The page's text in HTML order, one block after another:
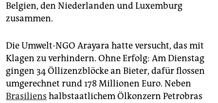
Belgien, den Niederlanden und Luxemburg
zusammen.
Die Umwelt-NGO Arayara hatte versucht, das mit
Klagen zu verhindern. Ohne Erfolg: Am Dienstag
gingen 34 Öllizenzblöcke an Bieter, dafür flossen
umgerechnet rund 178 Millionen Euro. Neben
Brasiliens halbstaatlichem Ölkonzern Petrobras